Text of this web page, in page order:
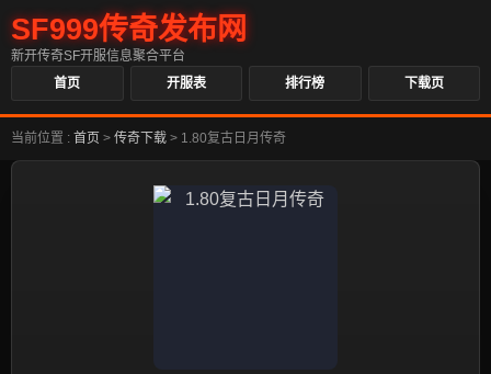
SF999传奇发布网
新开传奇SF开服信息聚合平台
首页
开服表 排行榜 下载页
当前位置 : 首页 > 传奇下载 > 1.80复古日月传奇